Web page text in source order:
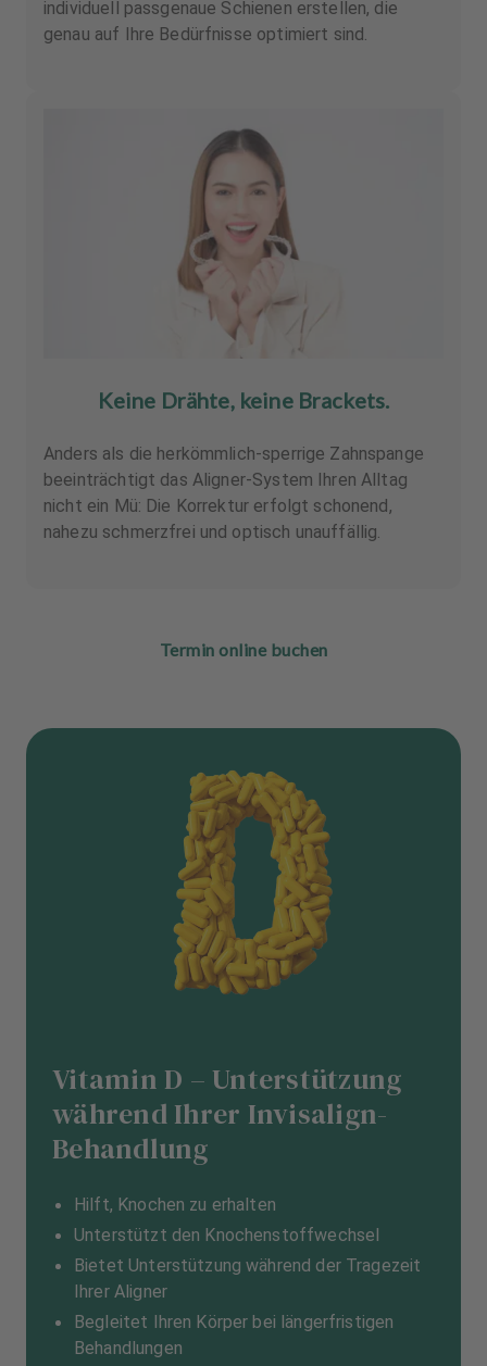
individuell passgenaue Schienen erstellen, die
genau auf Ihre Bedürfnisse optimiert sind.
Keine Drähte, keine Brackets.
Anders als die herkömmlich-sperrige Zahnspange
beeinträchtigt das Aligner-System Ihren Alltag
nicht ein Mü: Die Korrektur erfolgt schonend,
nahezu schmerzfrei und optisch unauffällig.
Termin online buchen
Vitamin D – Unterstützung
während Ihrer Invisalign-
Behandlung
Hilft, Knochen zu erhalten
Unterstützt den Knochenstoffwechsel
Bietet Unterstützung während der Tragezeit
Ihrer Aligner
Begleitet Ihren Körper bei längerfristigen
Behandlungen